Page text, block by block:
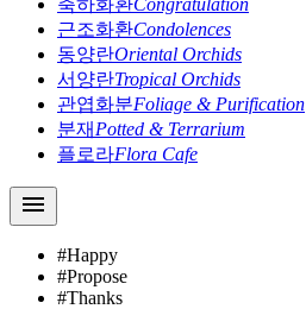
근조화환Condolences
동양란Oriental Orchids
서양란Tropical Orchids
관엽화분Foliage & Purification
분재 Potted & Terrarium
플로라Flora Cafe
menu
#Happy
#Propose
#Thanks